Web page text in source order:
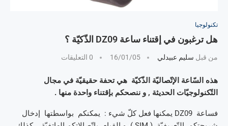
تكنولوجيا
هل ترغبون في إقتناء ساعة DZ09 الذّكيّة ؟
من قبل سليم عبيدلي 16/01/05 0 التعليقات
هذه السّاعة الإتّصاليّة الذّكيّة هي تحفة حقيقيّة في مجال
التّكنولوجيّات الحديثة , و ننصحكم بإقتناء واحدة منها .
فساعة DZ09 يمكنها فعل كلّ شيء : يمكنكم بواسطتها إدخال